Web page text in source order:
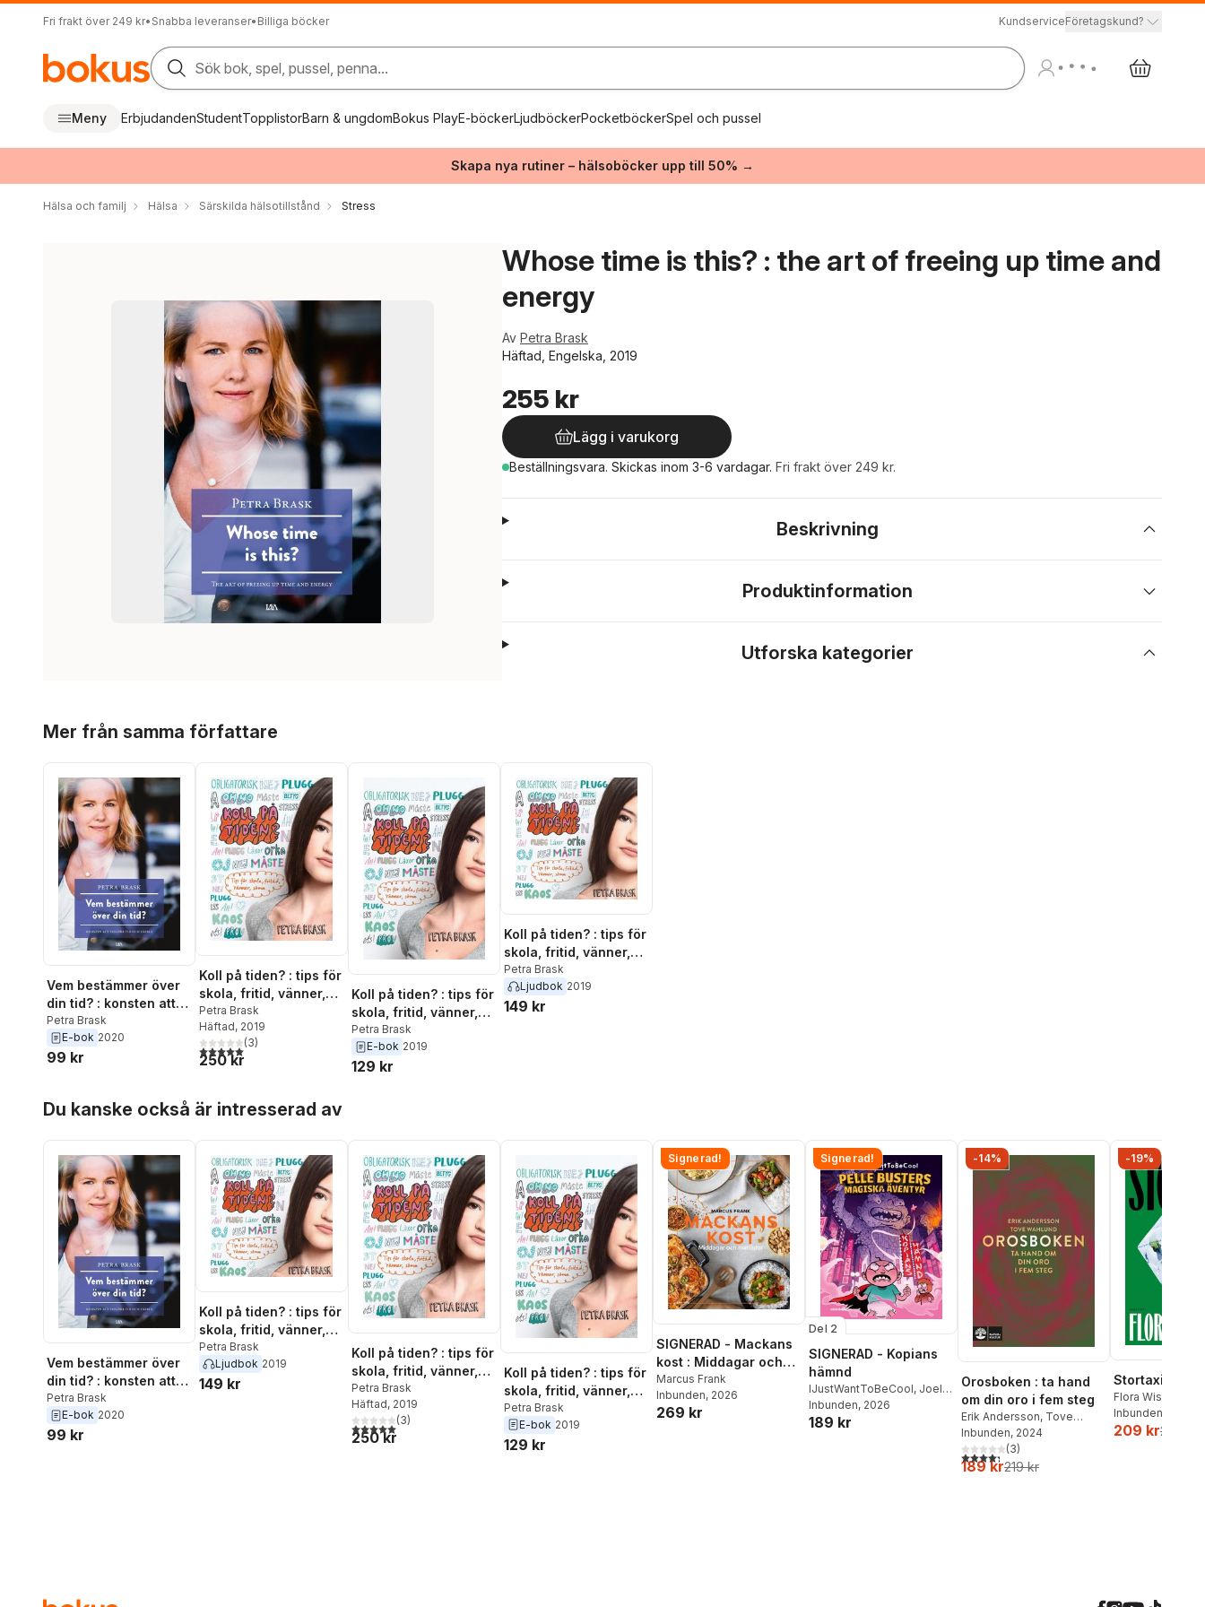
Fri frakt över 249 kr• Snabba leveranser• Billiga böcker KundserviceFöretagskund?
Sök bok, spel, pussel, penna...
Meny ErbjudandenStudentTopplistorBarn & ungdomBokus PlayE-böckerLjudböckerPocketböckerSpel och pussel
Skapa nya rutiner – hälsoböcker upp till 50% →
Hälsa och familj Hälsa Särskilda hälsotillstånd Stress
Whose time is this? : the art of freeing up time and
energy
Av Petra Brask
Häftad, Engelska, 2019
255 kr
Lägg i varukorg
Beställningsvara. Skickas inom 3-6 vardagar. Fri frakt över 249 kr.
Beskrivning
Produktinformation
Utforska kategorier
Mer från samma författare
Vem bestämmer över
din tid? : konsten att
frigöra tid och energi
Petra Brask
E-bok 2020
99 kr
Koll på tiden? : tips för
skola, fritid, vänner,
sömn
Petra Brask
Häftad, 2019
5,0utav 5 stjärnor. Totalt antal röster:
(3)
250 kr
Koll på tiden? : tips för
skola, fritid, vänner,
sömn
Petra Brask
E-bok 2019
129 kr
Koll på tiden? : tips för
skola, fritid, vänner,
sömn
Petra Brask
Ljudbok 2019
149 kr
Du kanske också är intresserad av
Vem bestämmer över
din tid? : konsten att
frigöra tid och energi
Petra Brask
E-bok 2020
99 kr
Koll på tiden? : tips för
skola, fritid, vänner,
sömn
Petra Brask
Ljudbok 2019
149 kr
Koll på tiden? : tips för
skola, fritid, vänner,
sömn
Petra Brask
Häftad, 2019
5,0utav 5 stjärnor. Totalt antal röster:
(3)
250 kr
Koll på tiden? : tips för
skola, fritid, vänner,
sömn
Petra Brask
E-bok 2019
129 kr
Signerad!
SIGNERAD - Mackans
kost : Middagar och
matlådor
Marcus Frank
Inbunden, 2026
269 kr
Signerad!
Del 2
SIGNERAD - Kopians
hämnd
IJustWantToBeCool, Joel
Adolphson,Emil Ejdemo
Beer ,Victor Beer
Inbunden, 2026
189 kr
-14%
Orosboken : ta hand
om din oro i fem steg
Erik Andersson, Tove
Wahlund
Inbunden, 2024
4,3utav 5 stjärnor. Totalt antal röster:
(3)
189 kr219 kr
-19%
Stortaxi
Flora Wiström
Inbunden
209 kr259 kr